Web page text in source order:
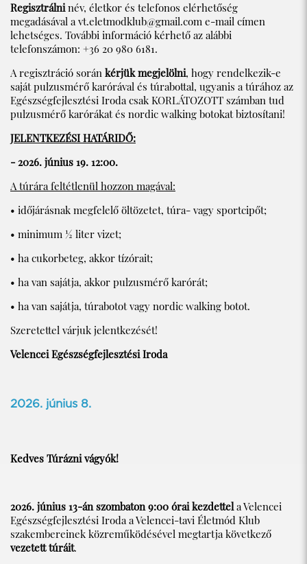
Regisztrálninév, életkor és telefonos elérhetőség
megadásával avt.eletmodklub@gmail.com e-mail címen
lehetséges. További információ kérhető az alábbi
telefonszámon: +36 20 980 6181.
A regisztráció során kérjük megjelölni, hogy rendelkezik-e
saját pulzusmérő karórával és túrabottal, ugyanis a túrához az
Egészségfejlesztési Iroda csak KORLÁTOZOTT számban tud
pulzusmérő karórákat és nordic walking botokat biztosítani!
JELENTKEZÉSI HATÁRIDŐ:
- 2026. június 19. 12:00.
A túrára feltétlenül hozzon magával:
• időjárásnak megfelelő öltözetet, túra- vagy sportcipőt;
• minimum ½ liter vizet;
• ha cukorbeteg, akkor tízórait;
• ha van sajátja, akkor pulzusmérő karórát;
• ha van sajátja, túrabotot vagy nordic walking botot.
Szeretettel várjuk jelentkezését!
Velencei Egészségfejlesztési Iroda
2026. június 8.
Kedves Túrázni vágyók!
2026. június 13-án szombaton 9:00 órai kezdettela Velencei
Egészségfejlesztési Iroda a Velencei-tavi Életmód Klub
szakembereinek közreműködésével megtartja következő
vezetett túráit.